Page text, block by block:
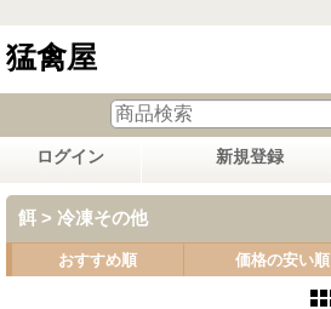
猛禽屋
ログイン 新規登録
餌 > 冷凍その他
おすすめ順 価格の安い順